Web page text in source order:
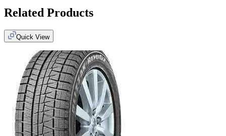
Related Products
Quick View